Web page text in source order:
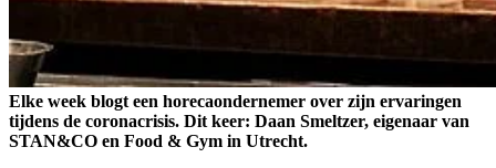
Elke week blogt een horecaondernemer over zijn ervaringen
tijdens de coronacrisis. Dit keer: Daan Smeltzer, eigenaar van
STAN&CO en Food & Gym in Utrecht.